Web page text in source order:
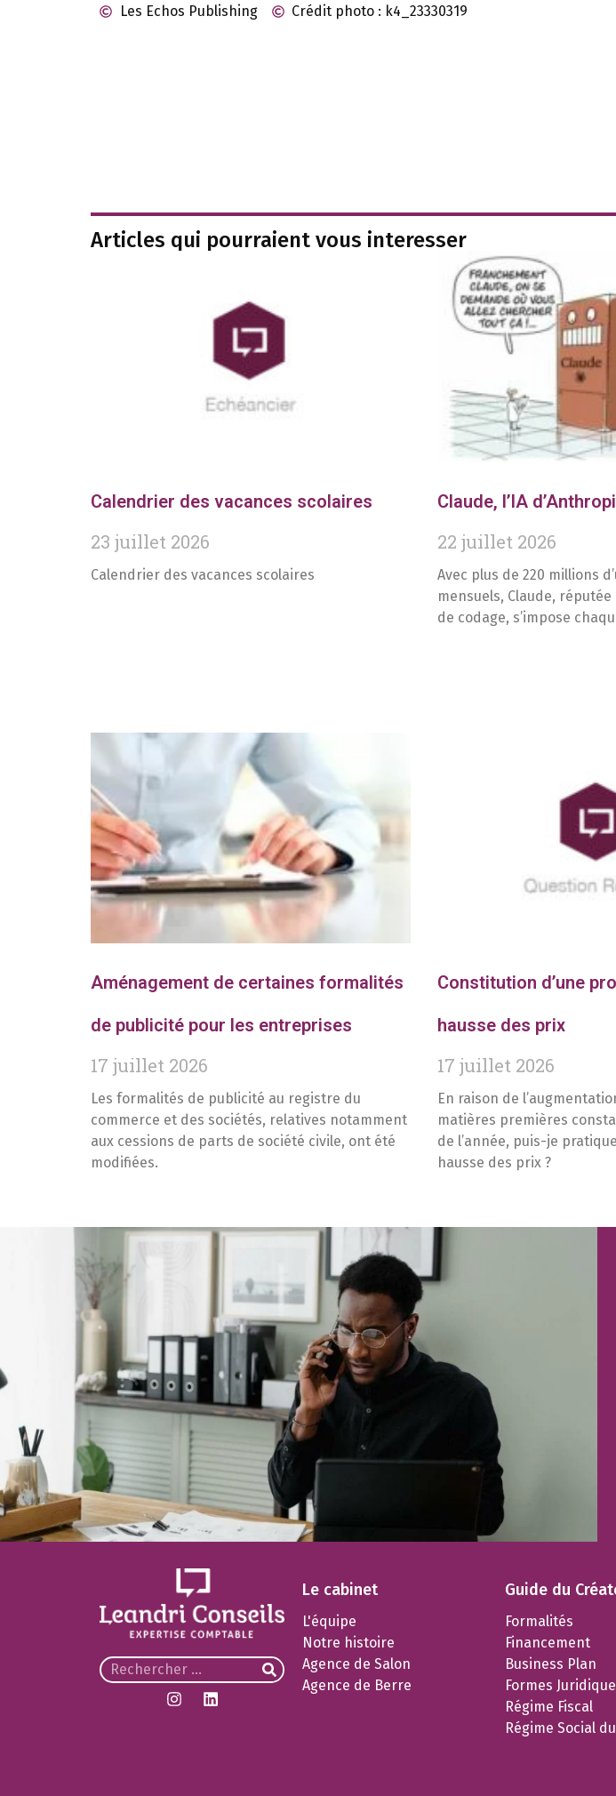
Les Echos Publishing Crédit photo : k4_23330319
Articles qui pourraient vous interesser
Calendrier des vacances scolaires
23 juillet 2026
Calendrier des vacances scolaires
Claude, l’IA
22 juillet 2026
Avec plus de 220 millions
mensuels, Claude,
de codage, s’impose
Aménagement de certaines formalités
de publicité pour les entreprises
17 juillet 2026
Les formalités de publicité au registre du
commerce et des sociétés, relatives notamment
aux cessions de parts de société civile, ont été
modifiées.
Constitution d’une
hausse des prix
17 juillet 2026
En raison de
matières premières
de l’année, puis-je
hausse des prix ?
Le cabinet
L'équipe
Notre histoire
Agence de Salon
Agence de Berre
Guide du
Formalités
Financement
Business Plan
Formes
Régime Fiscal
Régime Social